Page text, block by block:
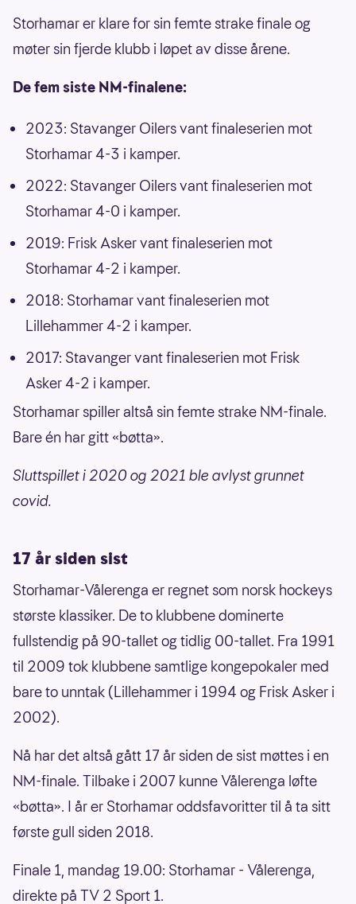
Storhamar er klare for sin femte strake finale og
møter sin fjerde klubb i løpet av disse årene.
De fem siste NM-finalene:
2023: Stavanger Oilers vant finaleserien mot
Storhamar 4-3 i kamper.
2022: Stavanger Oilers vant finaleserien mot
Storhamar 4-0 i kamper.
2019: Frisk Asker vant finaleserien mot
Storhamar 4-2 i kamper.
2018: Storhamar vant finaleserien mot
Lillehammer 4-2 i kamper.
2017: Stavanger vant finaleserien mot Frisk
Asker 4-2 i kamper.
Storhamar spiller altså sin femte strake NM-finale.
Bare én har gitt «bøtta».
Sluttspillet i 2020 og 2021 ble avlyst grunnet
covid.
17 år siden sist
Storhamar-Vålerenga er regnet som norsk hockeys
største klassiker. De to klubbene dominerte
fullstendig på 90-tallet og tidlig 00-tallet. Fra 1991
til 2009 tok klubbene samtlige kongepokaler med
bare to unntak (Lillehammer i 1994 og Frisk Asker i
2002).
Nå har det altså gått 17 år siden de sist møttes i en
NM-finale. Tilbake i 2007 kunne Vålerenga løfte
«bøtta». I år er Storhamar oddsfavoritter til å ta sitt
første gull siden 2018.
Finale 1, mandag 19.00: Storhamar - Vålerenga,
direkte på TV 2 Sport 1.